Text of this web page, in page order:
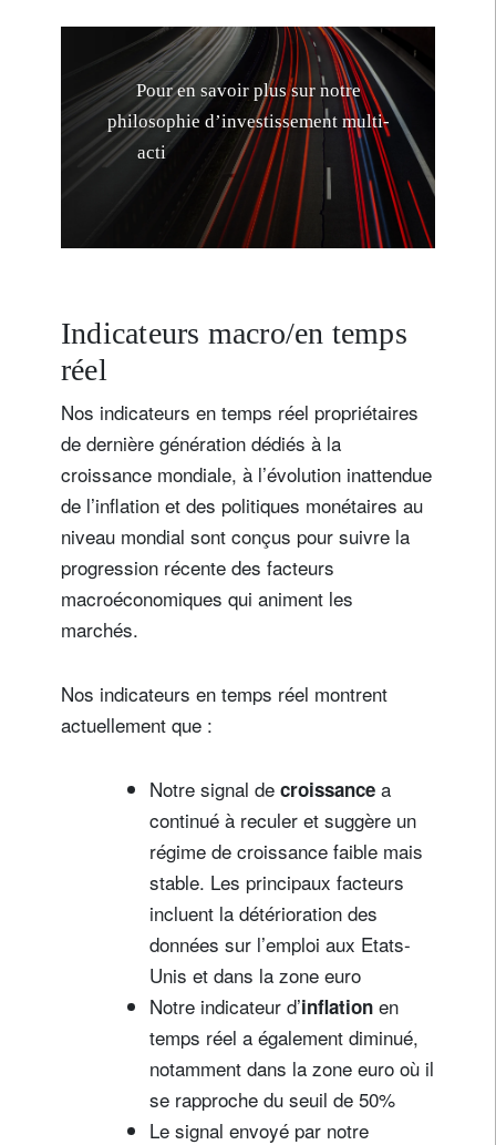
Pour en savoir plus sur notre
philosophie d’investissement multi-
actif é e su les ri s,
Indicateurs macro/en temps
réel
Nos indicateurs en temps réel propriétaires
de dernière génération dédiés à la
croissance mondiale, à l’évolution inattendue
de l’inflation et des politiques monétaires au
niveau mondial sont conçus pour suivre la
progression récente des facteurs
macroéconomiques qui animent les
marchés.
Nos indicateurs en temps réel montrent
actuellement que :
Notre signal de croissance a
continué à reculer et suggère un
régime de croissance faible mais
stable. Les principaux facteurs
incluent la détérioration des
données sur l’emploi aux Etats-
Unis et dans la zone euro
Notre indicateur d’inflation en
temps réel a également diminué,
notamment dans la zone euro où il
se rapproche du seuil de 50%
Le signal envoyé par notre